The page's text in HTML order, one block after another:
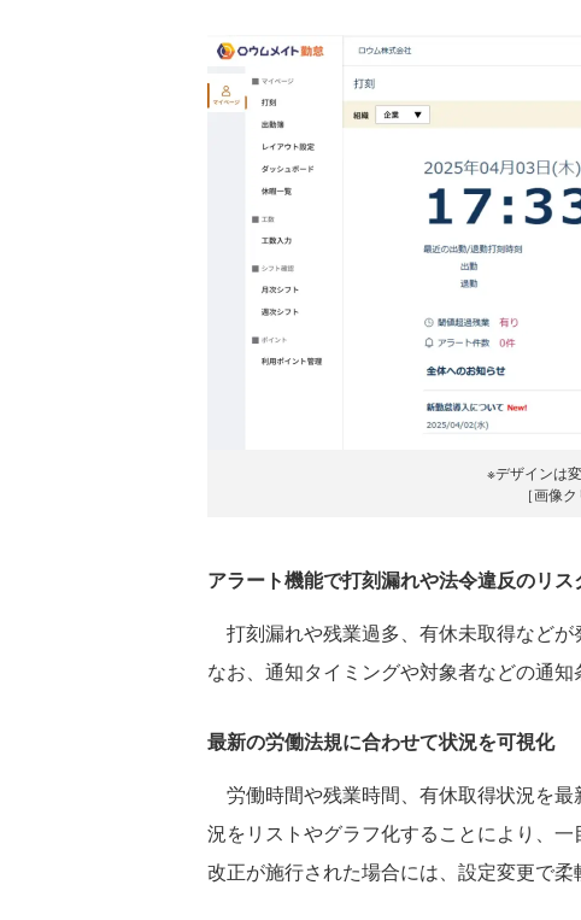
※デザインは
［画像
アラート機能で打刻漏れや法令違反のリス
打刻漏れや残業過多、有休未取得などが
なお、通知タイミングや対象者などの通知
最新の労働法規に合わせて状況を可視化
労働時間や残業時間、有休取得状況を
況をリストやグラフ化することにより、
改正が施行された場合には、設定変更で柔